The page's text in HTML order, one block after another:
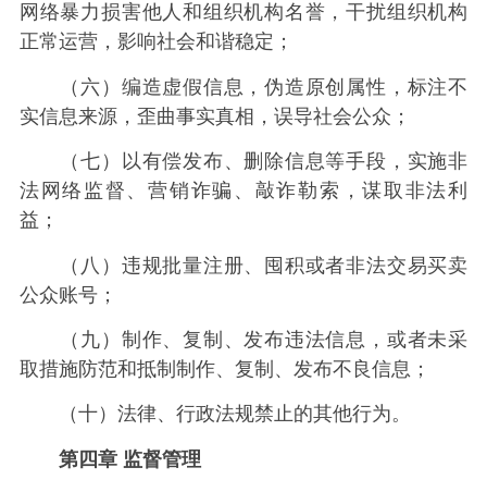
网络暴力损害他人和组织机构名誉，干扰组织机构
正常运营，影响社会和谐稳定；
（六）编造虚假信息，伪造原创属性，标注不
实信息来源，歪曲事实真相，误导社会公众；
（七）以有偿发布、删除信息等手段，实施非
法网络监督、营销诈骗、敲诈勒索，谋取非法利
益；
（八）违规批量注册、囤积或者非法交易买卖
公众账号；
（九）制作、复制、发布违法信息，或者未采
取措施防范和抵制制作、复制、发布不良信息；
（十）法律、行政法规禁止的其他行为。
第四章 监督管理